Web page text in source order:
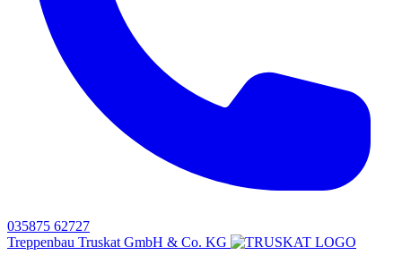
035875 62727
Treppenbau Truskat GmbH & Co. KG